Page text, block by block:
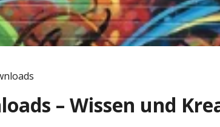
– Wissen und